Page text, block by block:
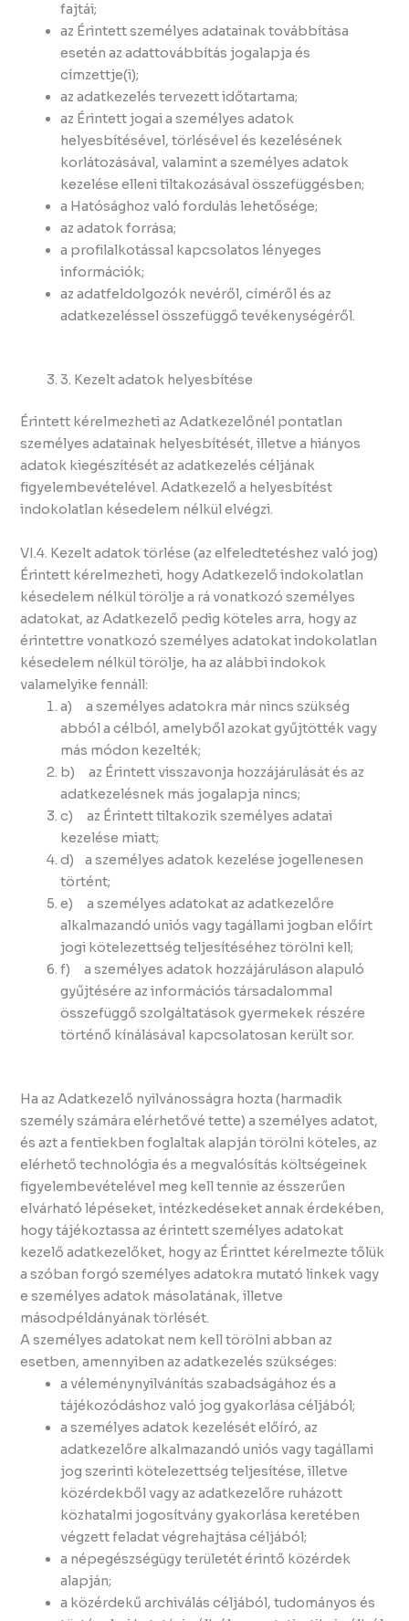
fajtái;
az Érintett személyes adatainak továbbítása
esetén az adattovábbítás jogalapja és
címzettje(i);
az adatkezelés tervezett időtartama;
az Érintett jogai a személyes adatok
helyesbítésével, törlésével és kezelésének
korlátozásával, valamint a személyes adatok
kezelése elleni tiltakozásával összefüggésben;
a Hatósághoz való fordulás lehetősége;
az adatok forrása;
a profilalkotással kapcsolatos lényeges
információk;
az adatfeldolgozók nevéről, címéről és az
adatkezeléssel összefüggő tevékenységéről.
3. Kezelt adatok helyesbítése
Érintett kérelmezheti az Adatkezelőnél pontatlan
személyes adatainak helyesbítését, illetve a hiányos
adatok kiegészítését az adatkezelés céljának
figyelembevételével. Adatkezelő a helyesbítést
indokolatlan késedelem nélkül elvégzi.
VI.4. Kezelt adatok törlése (az elfeledtetéshez való jog)
Érintett kérelmezheti, hogy Adatkezelő indokolatlan
késedelem nélkül törölje a rá vonatkozó személyes
adatokat, az Adatkezelő pedig köteles arra, hogy az
érintettre vonatkozó személyes adatokat indokolatlan
késedelem nélkül törölje, ha az alábbi indokok
valamelyike fennáll:
a) a személyes adatokra már nincs szükség
abból a célból, amelyből azokat gyűjtötték vagy
más módon kezelték;
b) az Érintett visszavonja hozzájárulását és az
adatkezelésnek más jogalapja nincs;
c) az Érintett tiltakozik személyes adatai
kezelése miatt;
d) a személyes adatok kezelése jogellenesen
történt;
e) a személyes adatokat az adatkezelőre
alkalmazandó uniós vagy tagállami jogban előírt
jogi kötelezettség teljesítéséhez törölni kell;
f) a személyes adatok hozzájáruláson alapuló
gyűjtésére az információs társadalommal
összefüggő szolgáltatások gyermekek részére
történő kínálásával kapcsolatosan került sor.
Ha az Adatkezelő nyilvánosságra hozta (harmadik
személy számára elérhetővé tette) a személyes adatot,
és azt a fentiekben foglaltak alapján törölni köteles, az
elérhető technológia és a megvalósítás költségeinek
figyelembevételével meg kell tennie az ésszerűen
elvárható lépéseket, intézkedéseket annak érdekében,
hogy tájékoztassa az érintett személyes adatokat
kezelő adatkezelőket, hogy az Érinttet kérelmezte tőlük
a szóban forgó személyes adatokra mutató linkek vagy
e személyes adatok másolatának, illetve
másodpéldányának törlését.
A személyes adatokat nem kell törölni abban az
esetben, amennyiben az adatkezelés szükséges:
a véleménynyilvánítás szabadságához és a
tájékozódáshoz való jog gyakorlása céljából;
a személyes adatok kezelését előíró, az
adatkezelőre alkalmazandó uniós vagy tagállami
jog szerinti kötelezettség teljesítése, illetve
közérdekből vagy az adatkezelőre ruházott
közhatalmi jogosítvány gyakorlása keretében
végzett feladat végrehajtása céljából;
a népegészségügy területét érintő közérdek
alapján;
a közérdekű archiválás céljából, tudományos és